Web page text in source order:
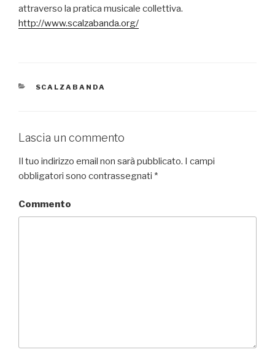
attraverso la pratica musicale collettiva.
http://www.scalzabanda.org/
CATEGORIE
SCALZABANDA
Lascia un commento
Il tuo indirizzo email non sarà pubblicato. I campi
obbligatori sono contrassegnati *
Commento